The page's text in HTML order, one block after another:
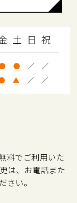
土 日 祝
● ／ ／
▲ ／ ／
料でご利用いた
は、お電話また
さい。